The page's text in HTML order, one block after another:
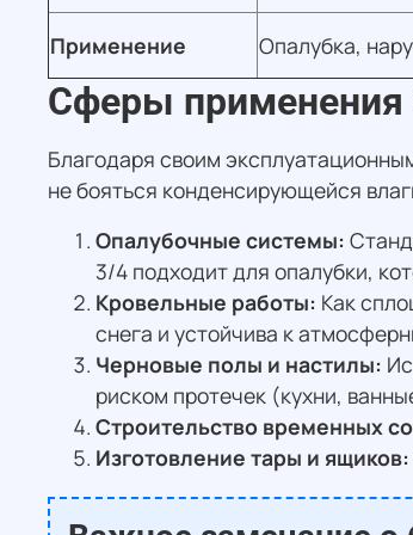
Применение
Опалубка,
Сферы
Благодаря своим
не бояться конденсирующейся
Опалубочные системы:
3/4 подходит для опалубки,
Кровельные работы: Как
снега и устойчива к
Черновые полы и настилы:
риском протечек (кухни,
Строительство временных
Изготовление тары и ящиков: